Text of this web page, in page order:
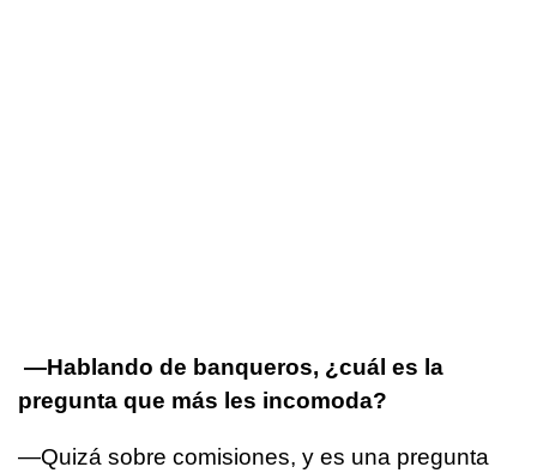
—Hablando de banqueros, ¿cuál es la
pregunta que más les incomoda?
—Quizá sobre comisiones, y es una pregunta